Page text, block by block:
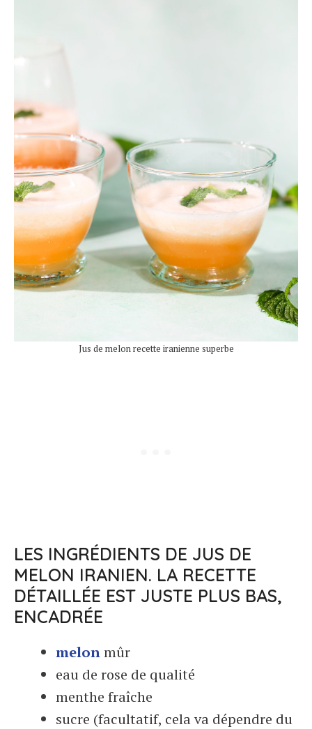
Jus de melon recette iranienne superbe
LES INGRÉDIENTS DE JUS DE
MELON IRANIEN. LA RECETTE
DÉTAILLÉE EST JUSTE PLUS BAS,
ENCADRÉE
melonmûr
eau de rose de qualité
menthe fraîche
sucre (facultatif, cela va dépendre du